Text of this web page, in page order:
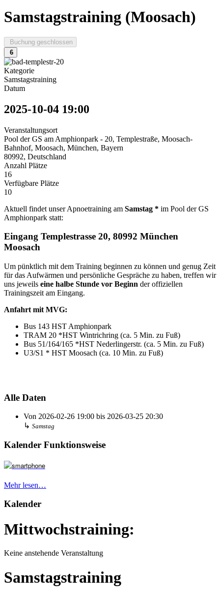
Samstagstraining (Moosach)
Buchung geschlossen
6
Kategorie
Samstagstraining
Datum
2025-10-04 19:00
Veranstaltungsort
Pool der GS am Amphionpark - 20, Templestraße, Moosach-
Bahnhof, Moosach, München, Bayern
80992, Deutschland
Anzahl Plätze
16
Verfügbare Plätze
10
Aktuell findet unser Apnoetraining am Samstag * im Pool der GS
Amphionpark statt:
Eingang Templestrasse 20, 80992 München
Moosach
Um pünktlich mit dem Training beginnen zu können und genug Zeit
für das Aufwärmen und persönliche Gespräche zu haben, treffen wir
uns jeweils eine halbe Stunde vor Beginn der offiziellen
Trainingszeit am Eingang.
Anfahrt mit MVG:
Bus 143 HST Amphionpark
TRAM 20 *HST Wintrichring (ca. 5 Min. zu Fuß)
Bus 51/164/165 *HST Nederlingerstr. (ca. 5 Min. zu Fuß)
U3/S1 * HST Moosach (ca. 10 Min. zu Fuß)
Alle Daten
Von 2026-02-26 19:00 bis 2026-03-25 20:30
↳ Samstag
Kalender Funktionsweise
Mehr lesen…
Kalender
Mittwochstraining:
Keine anstehende Veranstaltung
Samstagstraining